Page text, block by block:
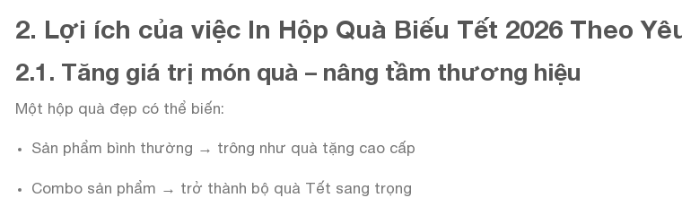
2. Lợi ích của việc In Hộp Quà Biếu Tết 2026 Theo
2.1. Tăng giá trị món quà – nâng tầm thương hiệu
Một hộp quà đẹp có thể biến:
Sản phẩm bình thường → trông như quà tặng cao cấp
Combo sản phẩm → trở thành bộ quà Tết sang trọng